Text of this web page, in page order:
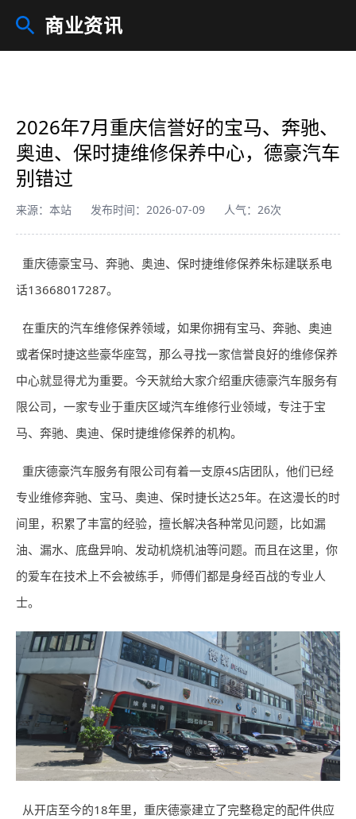
商业资讯
2026年7月重庆信誉好的宝马、奔驰、
奥迪、保时捷维修保养中心，德豪汽车
别错过
来源：本站 发布时间：2026-07-09 人气：26次
重庆德豪宝马、奔驰、奥迪、保时捷维修保养朱标建联系电
话13668017287。
在重庆的汽车维修保养领域，如果你拥有宝马、奔驰、奥迪
或者保时捷这些豪华座驾，那么寻找一家信誉良好的维修保养
中心就显得尤为重要。今天就给大家介绍重庆德豪汽车服务有
限公司，一家专业于重庆区域汽车维修行业领域，专注于宝
马、奔驰、奥迪、保时捷维修保养的机构。
重庆德豪汽车服务有限公司有着一支原4S店团队，他们已经
专业维修奔驰、宝马、奥迪、保时捷长达25年。在这漫长的时
间里，积累了丰富的经验，擅长解决各种常见问题，比如漏
油、漏水、底盘异响、发动机烧机油等问题。而且在这里，你
的爱车在技术上不会被练手，师傅们都是身经百战的专业人
士。
从开店至今的18年里，重庆德豪建立了完整稳定的配件供应